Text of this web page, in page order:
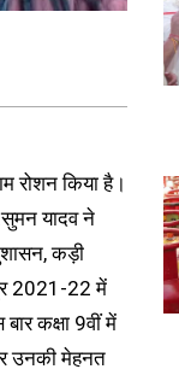
रोशन किया है।
यादव ने
कड़ी
2021-22 में
कक्षा 9वीं में
उनकी मेहनत